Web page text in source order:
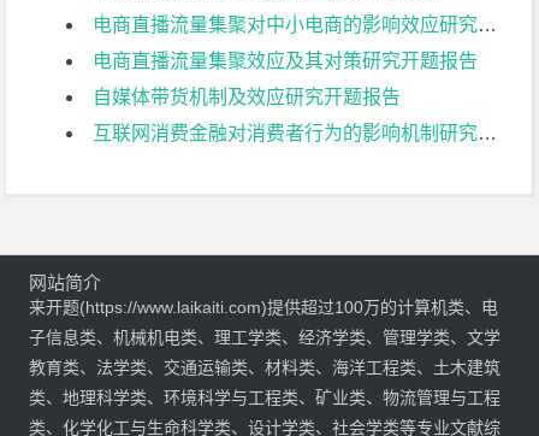
电商直播流量集聚对中小电商的影响效应研究开题报告
电商直播流量集聚效应及其对策研究开题报告
自媒体带货机制及效应研究开题报告
互联网消费金融对消费者行为的影响机制研究开题报告
网站简介
来开题(https://www.laikaiti.com)提供超过100万的计算机类、电
子信息类、机械机电类、理工学类、经济学类、管理学类、文学
教育类、法学类、交通运输类、材料类、海洋工程类、土木建筑
类、地理科学类、环境科学与工程类、矿业类、物流管理与工程
类、化学化工与生命科学类、设计学类、社会学类等专业文献综